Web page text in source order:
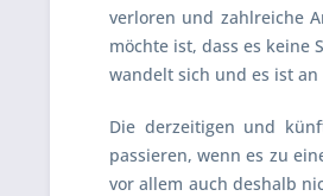
verloren und zahlreiche
möchte ist, dass es
wandelt sich und es ist
Die derzeitigen und
passieren, wenn es zu
vor allem auch deshalb